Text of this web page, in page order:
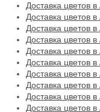
Доставка цветов
Доставка цветов
Доставка цветов
Доставка цветов
Доставка цветов
Доставка цветов
Доставка цветов
Доставка цветов
Доставка цветов
Доставка цветов